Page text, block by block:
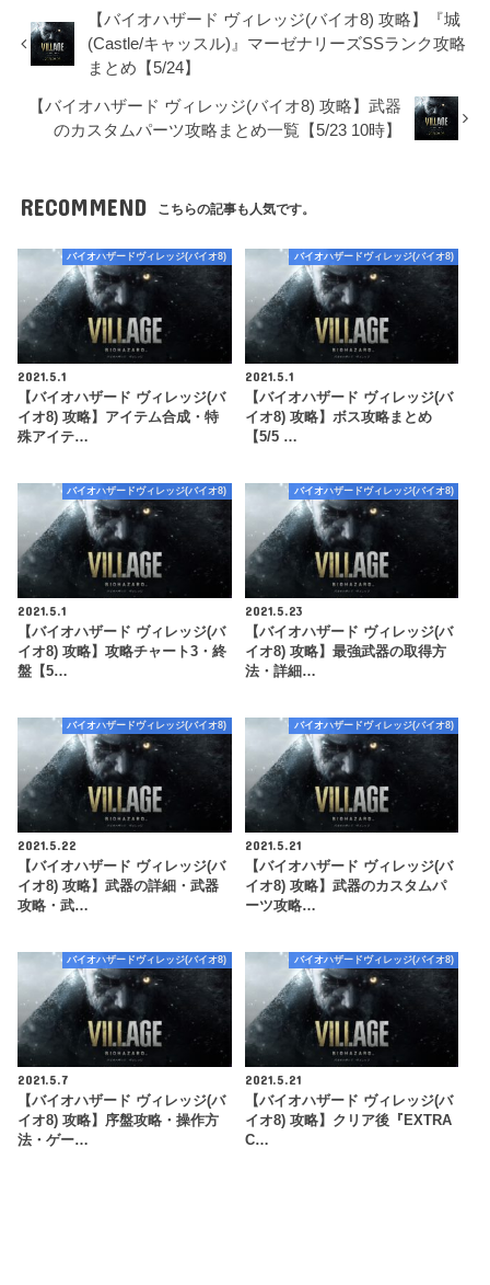
【バイオハザード ヴィレッジ(バイオ8) 攻略】『城
(Castle/キャッスル)』マーゼナリーズSSランク攻略
まとめ【5/24】
【バイオハザード ヴィレッジ(バイオ8) 攻略】武器
のカスタムパーツ攻略まとめ一覧【5/23 10時】
RECOMMEND こちらの記事も人気です。
バイオハザードヴィレッジ(バイオ8)
2021.5.1
【バイオハザード ヴィレッジ(バ
イオ8) 攻略】アイテム合成・特
殊アイテ…
バイオハザードヴィレッジ(バイオ8)
2021.5.1
【バイオハザード ヴィレッジ(バ
イオ8) 攻略】ボス攻略まとめ
【5/5 …
バイオハザードヴィレッジ(バイオ8)
2021.5.1
【バイオハザード ヴィレッジ(バ
イオ8) 攻略】攻略チャート3・終
盤【5…
バイオハザードヴィレッジ(バイオ8)
2021.5.23
【バイオハザード ヴィレッジ(バ
イオ8) 攻略】最強武器の取得方
法・詳細…
バイオハザードヴィレッジ(バイオ8)
2021.5.22
【バイオハザード ヴィレッジ(バ
イオ8) 攻略】武器の詳細・武器
攻略・武…
バイオハザードヴィレッジ(バイオ8)
2021.5.21
【バイオハザード ヴィレッジ(バ
イオ8) 攻略】武器のカスタムパ
ーツ攻略…
バイオハザードヴィレッジ(バイオ8)
2021.5.7
【バイオハザード ヴィレッジ(バ
イオ8) 攻略】序盤攻略・操作方
法・ゲー…
バイオハザードヴィレッジ(バイオ8)
2021.5.21
【バイオハザード ヴィレッジ(バ
イオ8) 攻略】クリア後『EXTRA
C…